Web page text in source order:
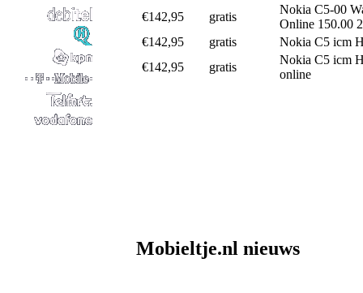
€142,95
gratis
Nokia C5-00
Online 150.00
€142,95
gratis
Nokia C5 icm
€142,95
gratis
Nokia C5 icm
online
Mobieltje.nl nieuws